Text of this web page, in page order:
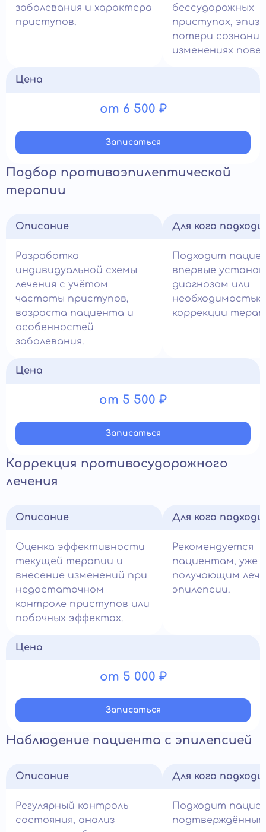
заболевания и характера
приступов.
бессудорожных
приступах,
потери
изменениях
Цена
от 6 500 ₽
Записатьcя
Подбор противоэпилептической
терапии
Описание
Разработка
индивидуальной схемы
лечения с учётом
частоты приступов,
возраста пациента и
особенностей
заболевания.
Для кого
Подходит
впервые
диагнозом или
необходимостью
коррекции
Цена
от 5 500 ₽
Записатьcя
Коррекция противосудорожного
лечения
Описание
Оценка эффективности
текущей терапии и
внесение изменений при
недостаточном
контроле приступов или
побочных эффектах.
Для кого
Рекомендуется
пациентам, уже
получающим
эпилепсии.
Цена
от 5 000 ₽
Записатьcя
Наблюдение пациента с эпилепсией
Описание
Регулярный контроль
состояния, анализ
Для кого
Подходит
подтверждённым